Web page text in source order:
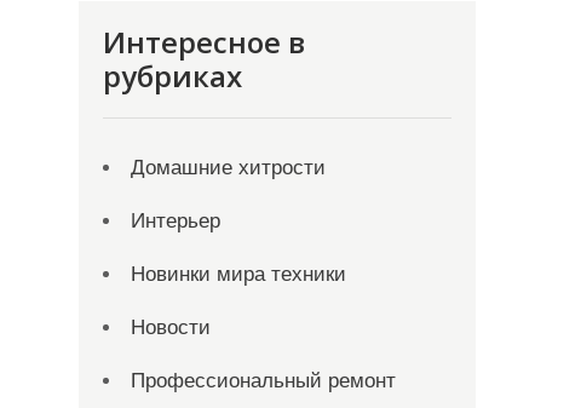
Интересное в
рубриках
Домашние хитрости
Интерьер
Новинки мира техники
Новости
Профессиональный ремонт